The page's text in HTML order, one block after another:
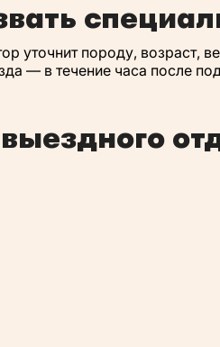
уточнит породу,
— в течение часа после